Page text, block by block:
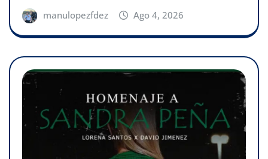
manulopezfdez Ago 4, 2026